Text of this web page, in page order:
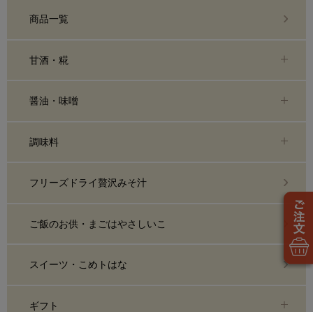
商品一覧
甘酒・糀
醤油・味噌
調味料
フリーズドライ贅沢みそ汁
ご飯のお供・まごはやさしいこ
スイーツ・こめトはな
ギフト